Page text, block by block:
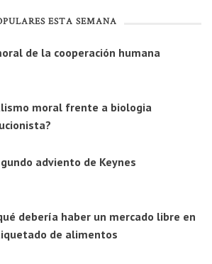
ESTA SEMANA
de la cooperación humana
moral frente a biologia
adviento de Keynes
debería haber un mercado libre en
de alimentos